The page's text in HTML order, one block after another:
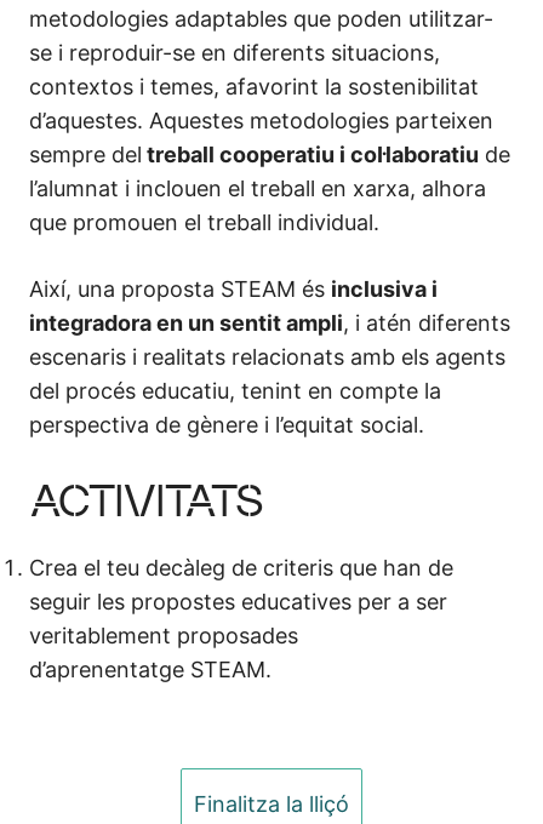
metodologies adaptables que poden utilitzar-
se i reproduir-se en diferents situacions,
contextos i temes, afavorint la sostenibilitat
d’aquestes. Aquestes metodologies parteixen
sempre del treball cooperatiu i col·laboratiu de
l’alumnat i inclouen el treball en xarxa, alhora
que promouen el treball individual.
Així, una proposta STEAM és inclusiva i
integradora en un sentit ampli, i atén diferents
escenaris i realitats relacionats amb els agents
del procés educatiu, tenint en compte la
perspectiva de gènere i l’equitat social.
ACTIVITATS
Crea el teu decàleg de criteris que han de
seguir les propostes educatives per a ser
veritablement proposades
d’aprenentatge STEAM.
SegüentFinalitza la lliçó